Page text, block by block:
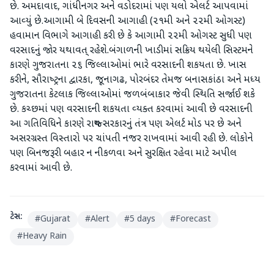
છે. અમદાવાદ, ગાંધીનગર અને વડોદરામાં પણ યલો એલર્ટ આપવામાં
આવ્‍યું છે.આગામી બે દિવસની આગાહી (૨૧મી અને ૨૨મી ઓગસ્‍ટ)
હવામાન વિભાગે આગાહી કરી છે કે આગામી ૨૨મી ઓગસ્‍ટ સુધી પણ
વરસાદનું જોર યથાવત્‌ રહેશે.બંગાળની ખાડીમાં સક્રિય થયેલી સિસ્‍ટમને
કારણે ગુજરાતના ૨૬ જિલ્લાઓમાં ભારે વરસાદની શકયતા છે. ખાસ
કરીને, સૌરાષ્‍ટ્રના દ્વારકા, જૂનાગઢ, પોરબંદર તેમજ બનાસકાંઠા અને મધ્‍ય
ગુજરાતના કેટલાક જિલ્લાઓમાં જળબંબાકાર જેવી સ્‍થિતિ સર્જાઈ શકે
છે. કચ્‍છમાં પણ વરસાદની શકયતા વ્‍યક્‍ત કરવામાં આવી છે વરસાદની
આ ગતિવિધિને કારણે રાજ્‍ય સરકારનું તંત્ર પણ એલર્ટ મોડ પર છે અને
અસરગ્રસ્‍ત વિસ્‍તારો પર ચાંપતી નજર રાખવામાં આવી રહી છે. લોકોને
પણ બિનજરૂરી બહાર ન નીકળવા અને સુરક્ષિત રહેવા માટે અપીલ
કરવામાં આવી છે.
ટેગ્સ: #Gujarat #Alert #5 days #Forecast
#Heavy Rain